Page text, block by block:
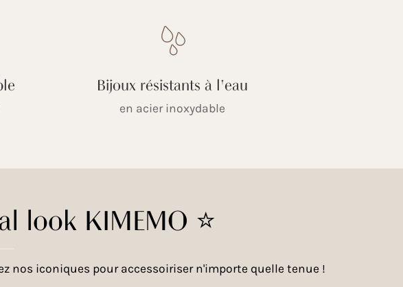
Bijoux résistants à l'eau
en acier inoxydable
look KIMEMO ⭐
nos iconiques pour accessoiriser n'importe quelle tenue !